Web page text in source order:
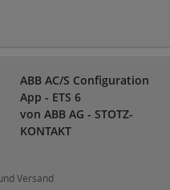
ABB AC/S Configuration
App - ETS 6
von ABB AG - STOTZ-
KONTAKT
Versand